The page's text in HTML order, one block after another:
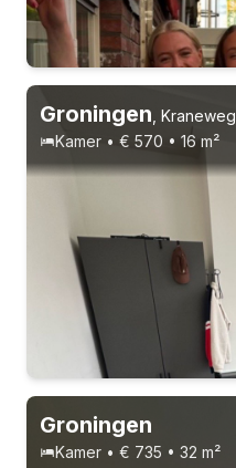
Groningen Kraneweg
Kamer • € 570 • 16 m²
Groningen
Kamer • € 735 • 32 m²